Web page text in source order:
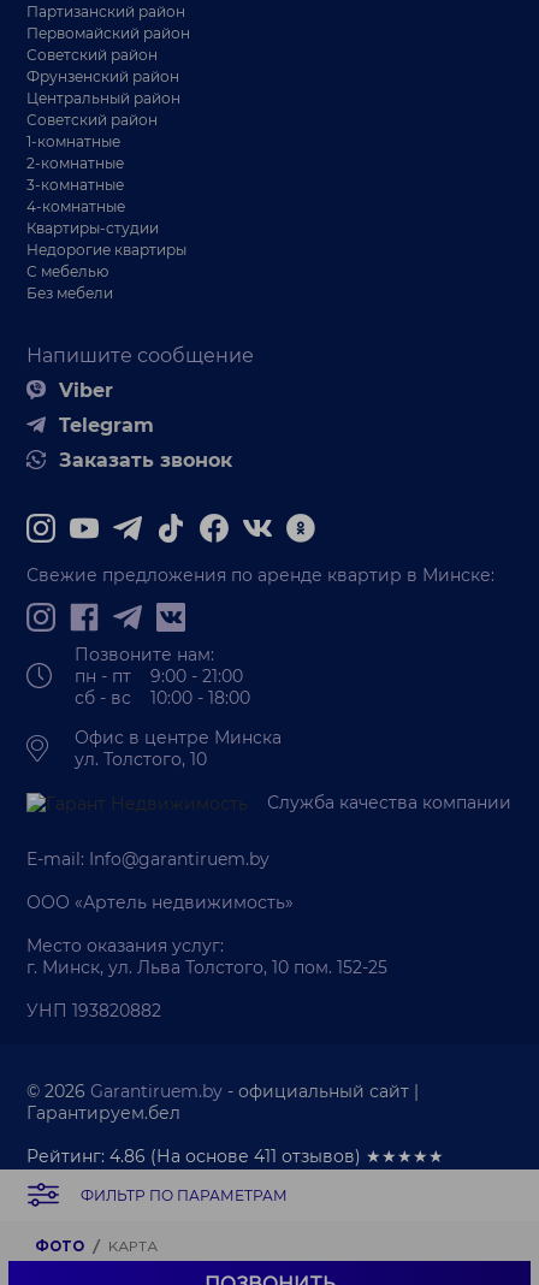
ФИЛЬТР ПО ПАРАМЕТРАМ
ФОТО КАРТА
Напишите сообщение
Viber
Telegram
Заказать звонок
Партизанский район
Первомайский район
Советский район
Фрунзенский район
Центральный район
Советский район
1-комнатные
2-комнатные
3-комнатные
4-комнатные
Квартиры-студии
Недорогие квартиры
С мебелью
Без мебели
Свежие предложения по аренде квартир в Минске:
Позвоните нам:
пн - пт 9:00 - 21:00
сб - вс 10:00 - 18:00
Офис в центре Минска
ул. Толстого, 10
Служба качества компании
E-mail: Info@garantiruem.by
ООО «Артель недвижимость»
Место оказания услуг:
г. Минск, ул. Льва Толстого, 10 пом. 152-25
УНП 193820882
© 2026Garantiruem.by - официальный сайт |
Гарантируем.бел
Рейтинг: 4.86 (На основе411 отзывов) ★★★★★
Палата риэлтеров
Политика обработки cookie-файлов
Продвижение веб-сайта